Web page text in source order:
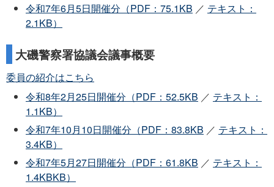
令和7年6月5日開催分（PDF：75.1KB ／ テキスト：
2.1KB）
大磯警察署協議会議事概要
委員の紹介はこちら
令和8年2月25日開催分（PDF：52.5KB ／ テキスト：
1.1KB）
令和7年10月10日開催分（PDF：83.8KB ／ テキスト：
3.4KB）
令和7年5月27日開催分（PDF：61.8KB ／ テキスト：
1.4KBKB）